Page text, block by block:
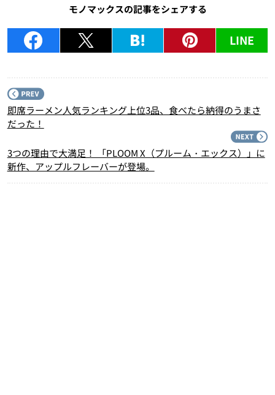
モノマックスの記事をシェアする
LINE
即席ラーメン人気ランキング上位3品、食べたら納得のうまさ
だった！
3つの理由で大満足！ 「PLOOM X（プルーム・エックス）」に
新作、アップルフレーバーが登場。